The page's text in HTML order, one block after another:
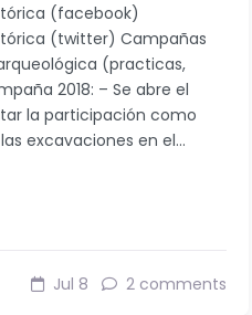
(facebook)
(twitter) Campañas
(practicas,
2018: – Se abre el
la participación como
excavaciones en el…
Jul 8 2 comments